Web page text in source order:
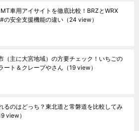
車用アイサイトを徹底比較！BRZとWRX
の安全支援機能の違い （24 view）
（主に大宮地域）の方要チェック！いちごの
ート＆クレープやさん （19 view）
るのはどっち？東北道と常磐道を比較してみ
view）